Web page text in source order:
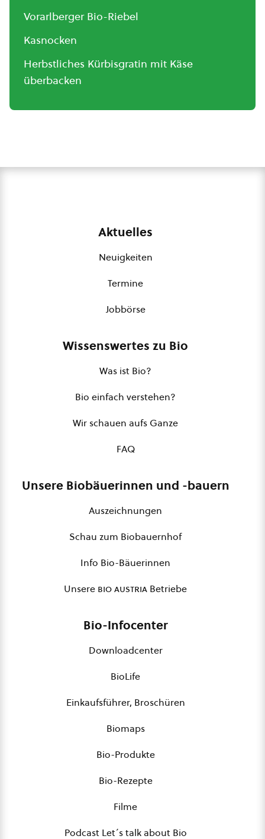
Vorarlberger Bio-Riebel
Kasnocken
Herbstliches Kürbisgratin mit Käse
überbacken
Aktuelles
Neuigkeiten
Termine
Jobbörse
Wissenswertes zu Bio
Was ist Bio?
Bio einfach verstehen?
Wir schauen aufs Ganze
FAQ
Unsere Biobäuerinnen und -bauern
Auszeichnungen
Schau zum Biobauernhof
Info Bio-Bäuerinnen
Unsere bio austria Betriebe
Bio-Infocenter
Downloadcenter
BioLife
Einkaufsführer, Broschüren
Biomaps
Bio-Produkte
Bio-Rezepte
Filme
Podcast Let´s talk about Bio